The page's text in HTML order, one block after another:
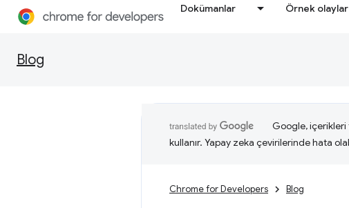
Dokümanlar Örnek olaylar
Blog
Google,
kullanır. Yapay zeka çevirilerinde hata
Chrome for Developers Blog